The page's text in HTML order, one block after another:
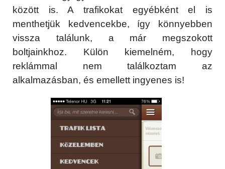
között is. A trafikokat egyébként el is
menthetjük kedvencekbe, így könnyebben
vissza találunk, a már megszokott
boltjainkhoz. Külön kiemelném, hogy
reklámmal nem találkoztam az
alkalmazásban, és emellett ingyenes is!